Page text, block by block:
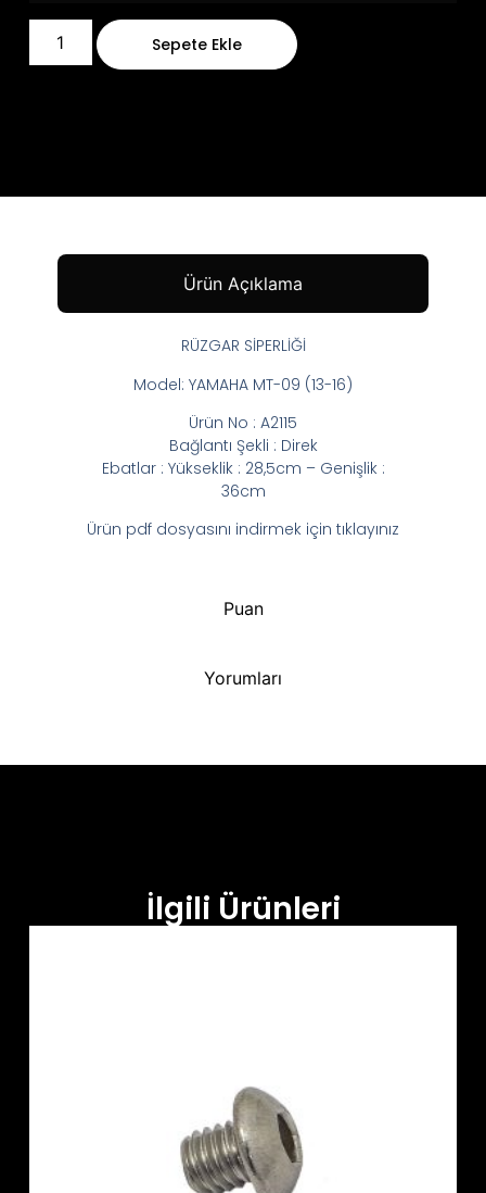
Sepete Ekle
Ürün Açıklama
Puan
Yorumları
RÜZGAR SİPERLİĞİ
Model: YAMAHA MT-09 (13-16)
Ürün No : A2115
Bağlantı Şekli : Direk
Ebatlar : Yükseklik : 28,5cm – Genişlik :
36cm
Ürün pdf dosyasını indirmek için tıklayınız
İlgili Ürünleri